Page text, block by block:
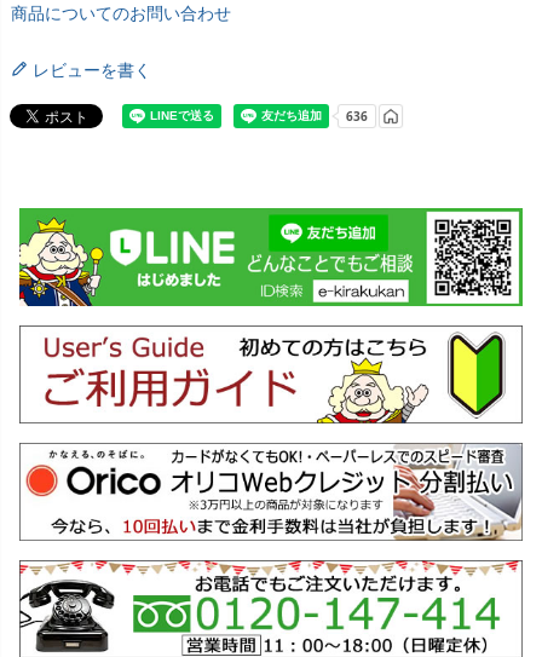
商品についてのお問い合わせ
レビューを書く